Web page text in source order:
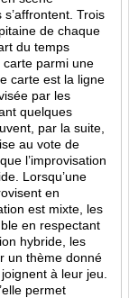
Trois
de chaque
du temps
carte parmi une
carte est la ligne
par les
quelques
par la suite,
au vote de
l’improvisation
Lorsqu’une
en
est mixte, les
en respectant
hybride, les
un thème donné
à leur jeu.
permet